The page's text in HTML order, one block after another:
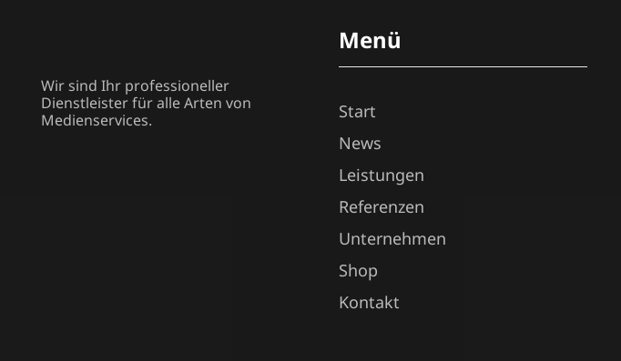
Wir sind Ihr professioneller
Dienstleister für alle Arten von
Medienservices.
Menü
Start
News
Leistungen
Referenzen
Unternehmen
Shop
Kontakt